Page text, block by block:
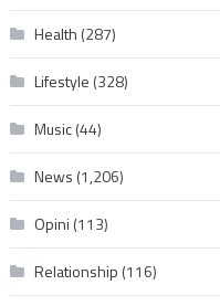
Health (287)
Lifestyle (328)
Music(44)
News (1,206)
Opini (113)
Relationship (116)